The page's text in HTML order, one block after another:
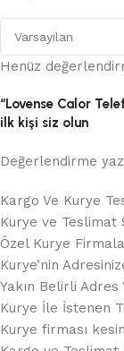
Henüz
“Lovense Calor
ilk kişi siz olun
Değerlendirme
Kargo Ve Kurye
Kurye ve Teslimat
Özel Kurye
Kurye’nin
Yakın Belirli
Kurye İle İstenen
Kurye firması